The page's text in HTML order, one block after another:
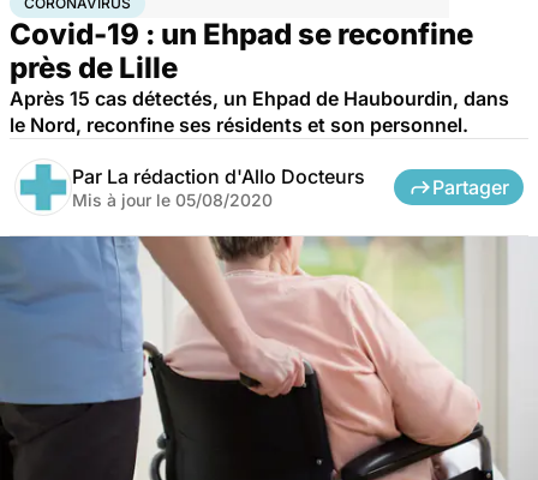
Covid-19 : un Ehpad se reconfine
près de Lille
Après 15 cas détectés, un Ehpad de Haubourdin, dans
le Nord, reconfine ses résidents et son personnel.
Par La rédaction d'Allo Docteurs
Mis à jour le 05/08/2020
Partager